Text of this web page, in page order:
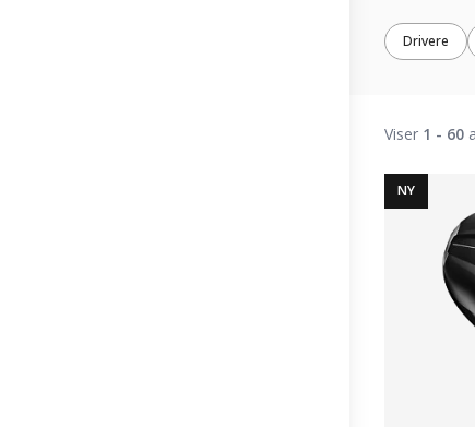
Drivere
Viser 1 - 60
NY